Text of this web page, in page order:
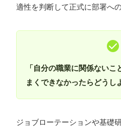
適性を判断して正式に部署へ
「自分の職業に関係ないこ
まくできなかったらどうし
ジョブローテーションや基礎